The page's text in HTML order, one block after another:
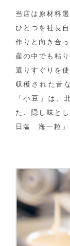
当店は原材料
ひとつを社長
作りと向き合
産の中でも粘
選りすぐりを
収穫された昔
「小豆」は、
た、隠し味と
日塩 海一粒」